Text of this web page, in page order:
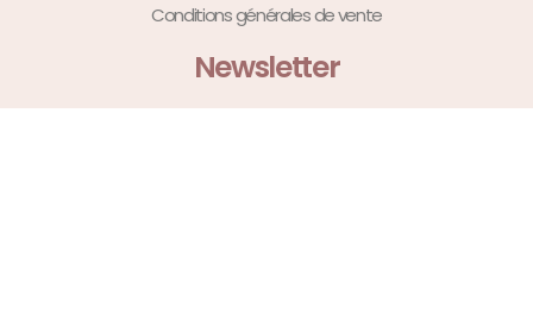
Conditions générales de vente
Newsletter